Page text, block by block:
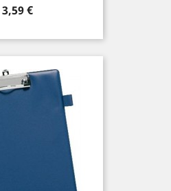
Preis
3,59 €